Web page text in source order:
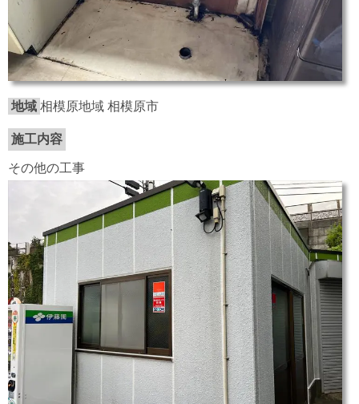
地域 相模原地域 相模原市
施工内容
その他の工事